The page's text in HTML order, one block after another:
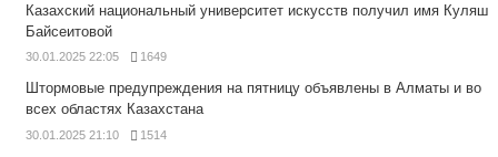
Казахский национальный университет искусств получил имя Куляш
Байсеитовой
30.01.2025 22:05 1649
Штормовые предупреждения на пятницу объявлены в Алматы и во
всех областях Казахстана
30.01.2025 21:10 1514